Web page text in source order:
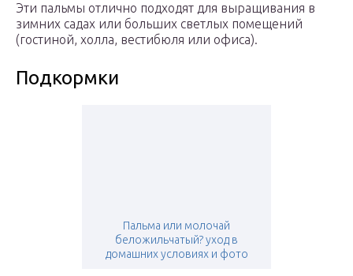
Эти пальмы отлично подходят для выращивания в
зимних садах или больших светлых помещений
(гостиной, холла, вестибюля или офиса).
Подкормки
Пальма или молочай
беложильчатый? уход в
домашних условиях и фото